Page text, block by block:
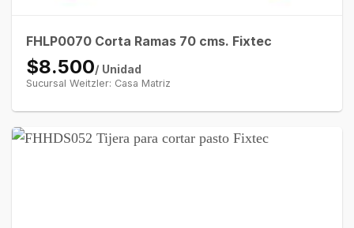
FHLP0070 Corta Ramas 70 cms. Fixtec
$8.500/ Unidad
Sucursal Weitzler: Casa Matriz